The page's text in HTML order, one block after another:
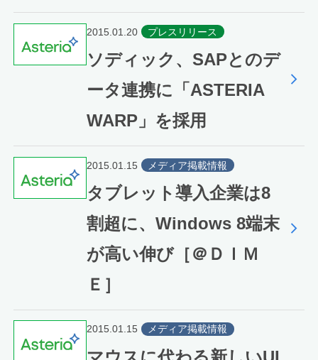
2015.01.20 プレスリリース
ソディック、SAPとのデ
ータ連携に「ASTERIA
WARP」を採用
2015.01.15 メディア掲載情報
タブレット導入企業は8
割超に、Windows 8端末
が高い伸び［＠ＤＩＭ
Ｅ］
2015.01.15 メディア掲載情報